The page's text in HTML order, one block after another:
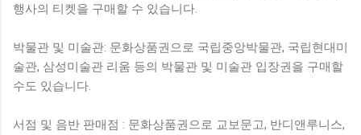
행사의 티켓을 구매할 수 있습니다.
박물관 및 미술관: 문화상품권으로 국립중앙박물관, 국립현대미
술관, 삼성미술관 리움 등의 박물관 및 미술관 입장권을 구매할
수도 있습니다.
서점 및 음반 판매점 : 문화상품권으로 교보문고, 반디앤루니스,